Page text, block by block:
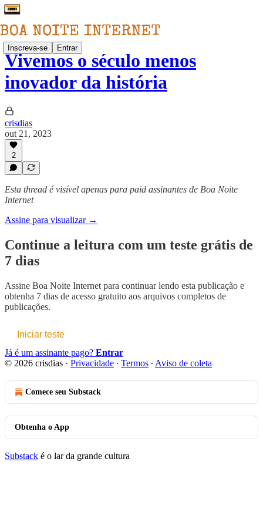
Inscreva-se Entrar
Vivemos o século menos
inovador da história
crisdias
out 21, 2023
2
Esta thread é visível apenas para paid assinantes de Boa Noite
Internet
Assine para visualizar →
Continue a leitura com um teste grátis de
7 dias
Assine Boa Noite Internet para continuar lendo esta publicação e
obtenha 7 dias de acesso gratuito aos arquivos completos de
publicações.
Iniciar teste
Já é um assinante pago? Entrar
© 2026 crisdias · Privacidade ∙ Termos ∙ Aviso de coleta
Comece seu Substack
Obtenha o App
Substack é o lar da grande cultura